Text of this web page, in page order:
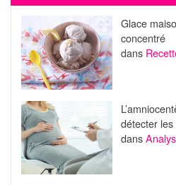
Glace
concentré
dans
détecter
dans